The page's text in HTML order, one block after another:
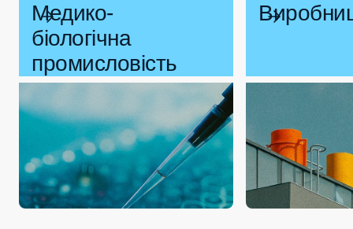
Медико-
біологічна
промисловість